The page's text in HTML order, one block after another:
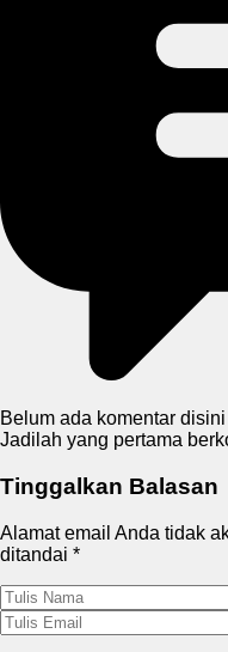
Belum ada komentar disini
Jadilah yang pertama
Tinggalkan Balasan
Alamat email Anda tidak
ditandai *